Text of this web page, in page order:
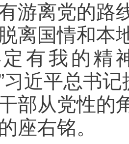
游离党的路
离国情和本
定有我的精
习近平总书
部从党性的
座右铭。